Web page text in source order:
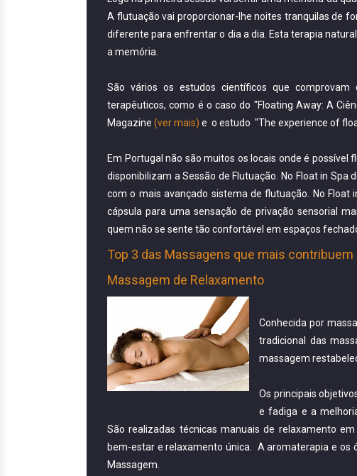
A flutuação vai proporcionar-lhe noites tranquilas de
diferente para enfrentar o dia a dia. Esta terapia
a memória.
São vários os estudos científicos que
terapêuticos, como é o caso do "Floating Away: A
Magazine (ver mais) e o estudo "The experience of
Em Portugal não são muitos os locais onde é possível
disponibilizam a Sessão de Flutuação. No Float in Spa
com o mais avançado sistema de flutuação. No
cápsula para uma sensação de privação sensorial
quem não se sente tão confortável em espaços
Top 3 das Massagens que mais
Massagem de Relaxamento
Conhecida por
tradicional das
massagem
Os principais
e fadiga e a
São realizadas técnicas manuais de relaxamento
bem-estar e relaxamento única. A aromaterapia e os
Massagem.